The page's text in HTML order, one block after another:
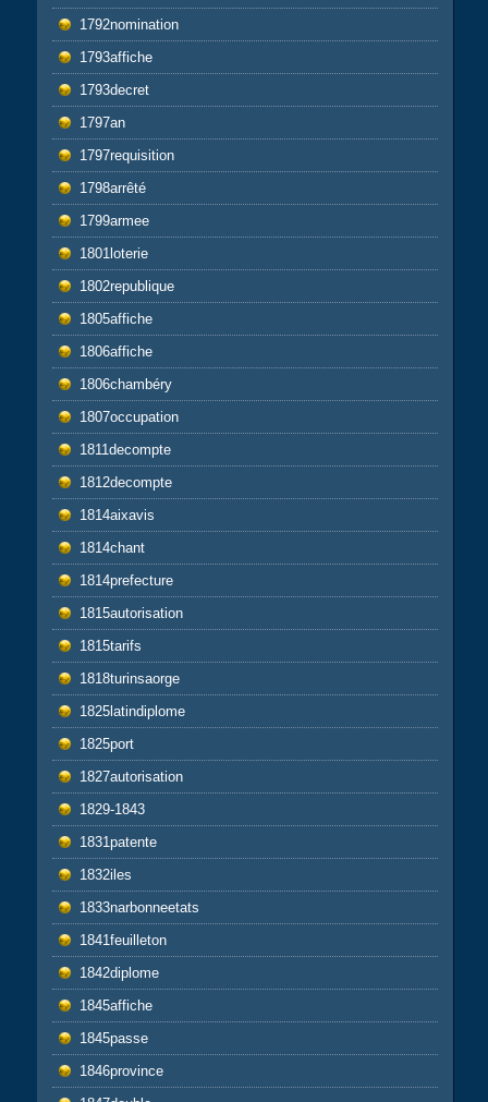
1792nomination
1793affiche
1793decret
1797an
1797requisition
1798arrêté
1799armee
1801loterie
1802republique
1805affiche
1806affiche
1806chambéry
1807occupation
1811decompte
1812decompte
1814aixavis
1814chant
1814prefecture
1815autorisation
1815tarifs
1818turinsaorge
1825latindiplome
1825port
1827autorisation
1829-1843
1831patente
1832iles
1833narbonneetats
1841feuilleton
1842diplome
1845affiche
1845passe
1846province